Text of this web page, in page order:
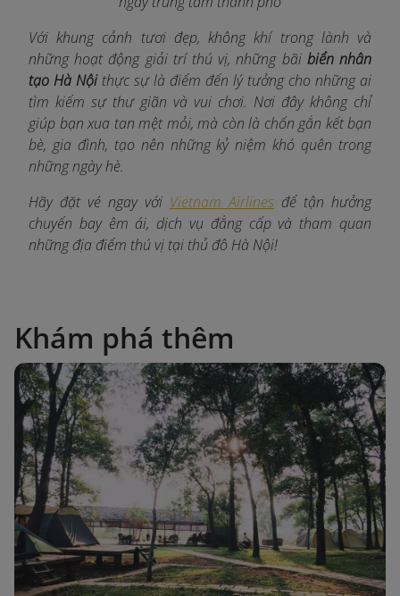
Với khung cảnh tươi đẹp, không khí trong lành và
những hoạt động giải trí thú vị, những bãi biển nhân
tạo Hà Nội thực sự là điểm đến lý tưởng cho những ai
tìm kiếm sự thư giãn và vui chơi. Nơi đây không chỉ
giúp bạn xua tan mệt mỏi, mà còn là chốn gắn kết bạn
bè, gia đình, tạo nên những kỷ niệm khó quên trong
những ngày hè.
Hãy đặt vé ngay với Vietnam Airlines để tận hưởng
chuyến bay êm ái, dịch vụ đẳng cấp và tham quan
những địa điểm thú vị tại thủ đô Hà Nội!
Khám phá thêm